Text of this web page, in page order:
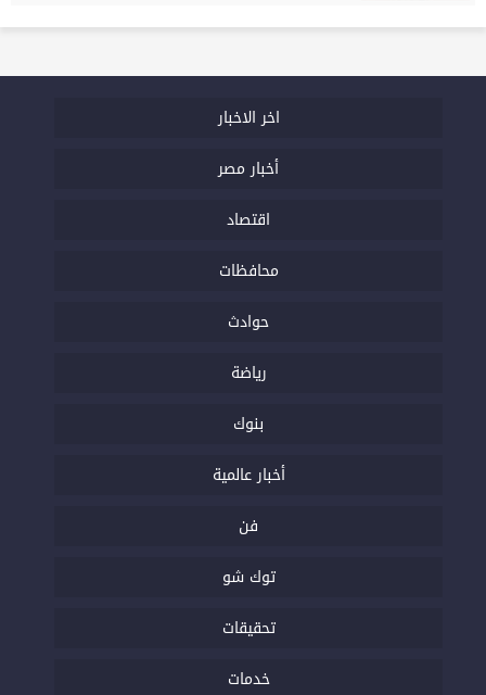
اخر الاخبار
أخبار مصر
اقتصاد
محافظات
حوادث
رياضة
بنوك
أخبار عالمية
فن
توك شو
تحقيقات
خدمات